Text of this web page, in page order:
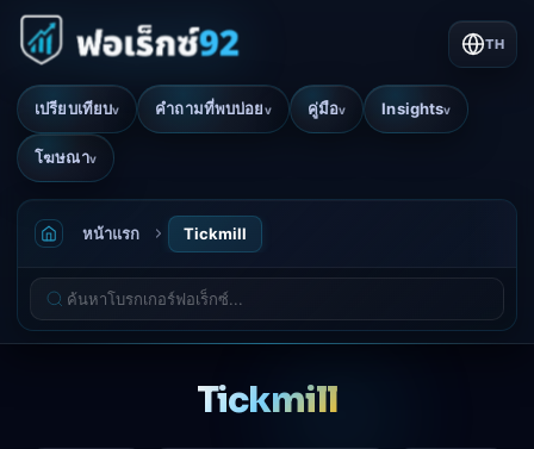
เปรียบเทียบv คำถามที่พบบ่อยv คู่มือv Insightsv
โฆษณาv
TH
หน้าแรก Tickmill
Tickmill